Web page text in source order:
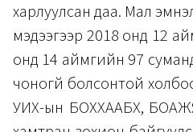
харлуулсан даа. Мал
мэдээгээр 2018 онд 12
онд 14 аймгийн 97
чоногүй болсонтой
УИХ-ын БОХХААБХ,